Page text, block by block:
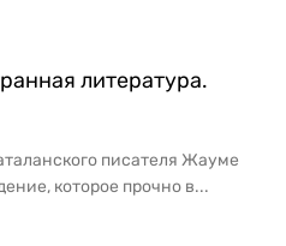
литература.
писателя Жауме
которое прочно в...